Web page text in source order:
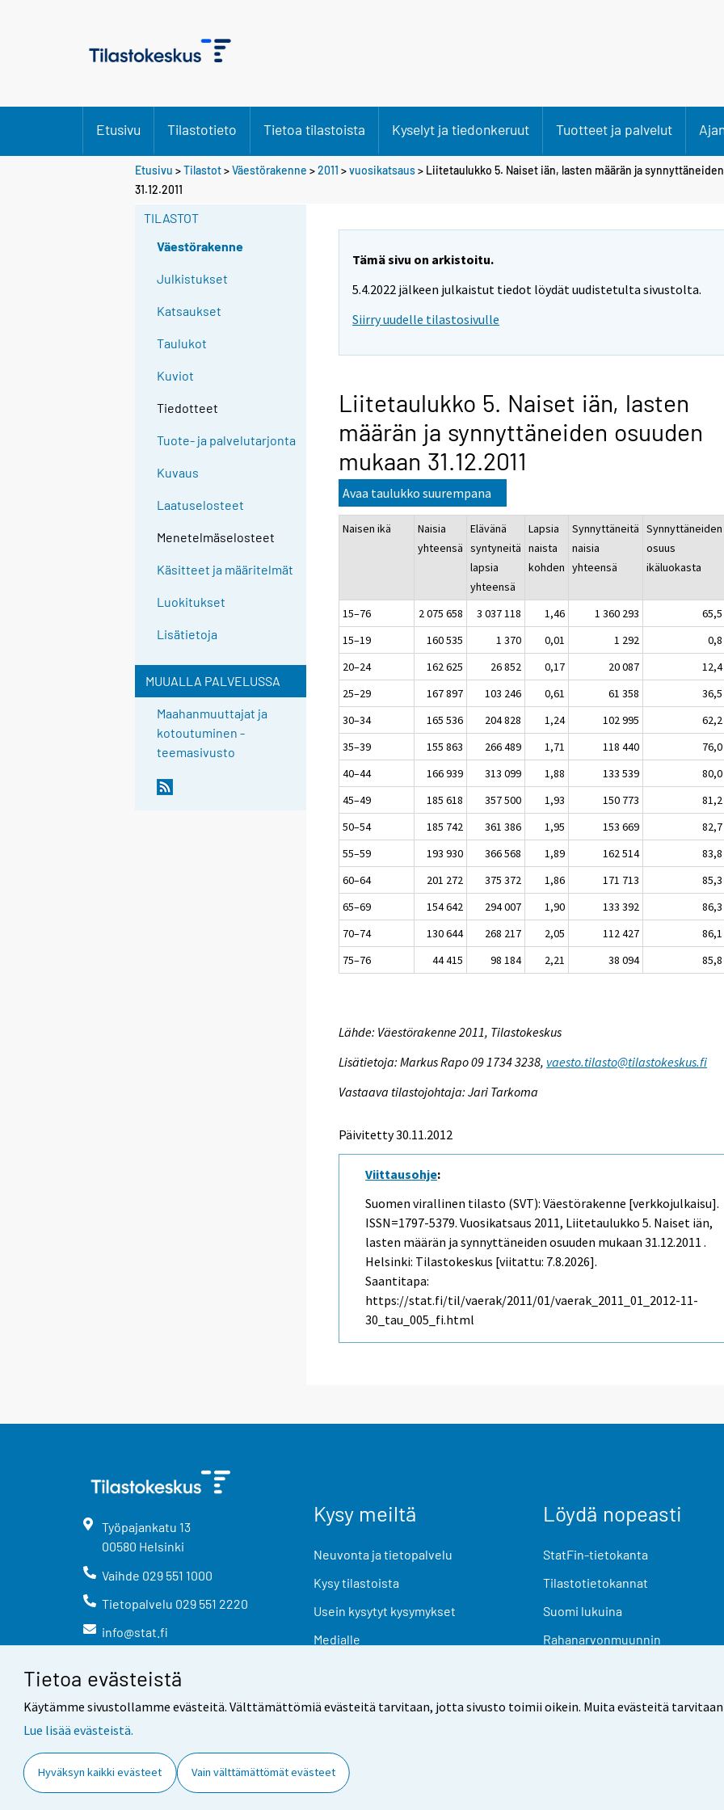
Tietoa evästeistä
Käytämme sivustollamme evästeitä. Välttämättömiä evästeitä tarvitaan, jotta sivusto toimii oikein. Muita evästeitä
Lue lisää evästeistä.
Hyväksyn kaikki evästeet Vain välttämättömät evästeet
Etusivu Tilastotieto Tietoa tilastoista Kyselyt ja tiedonkeruut Tuotteet ja palvelut
Etusivu >Tilastot>Väestörakenne >2011 >vuosikatsaus> Liitetaulukko 5. Naiset iän, lasten määrän ja
31.12.2011
TILASTOT
Väestörakenne
Julkistukset
Katsaukset
Taulukot
Kuviot
Tiedotteet
Tuote- ja palvelutarjonta
Kuvaus
Laatuselosteet
Menetelmäselosteet
Käsitteet ja määritelmät
Luokitukset
Lisätietoja
MUUALLA PALVELUSSA
Maahanmuuttajat ja
kotoutuminen -
teemasivusto
Tämä sivu on arkistoitu.
5.4.2022 jälkeen julkaistut tiedot löydät uudistetulta sivustolta.
Siirry uudelle tilastosivulle
Liitetaulukko 5. Naiset iän, lasten
määrän ja synnyttäneiden osuuden
mukaan 31.12.2011
Avaa taulukko suurempana
Naisen ikä
Naisia
yhteensä
Elävänä
syntyneitä
lapsia
yhteensä
Lapsia
naista
kohden
Synnyttäneitä
naisia
yhteensä
Synnyttäneiden
osuus
ikäluokasta
15–76 2 075 658 3 037 118 1,46 1 360 293 65,5
15–19
160 535 1 370 0,01 1 292 0,8
20–24
162 625 26 852 0,17 20 087 12,4
25–29
167 897 103 246 0,61 61 358 36,5
30–34
165 536 204 828 1,24 102 995 62,2
35–39
155 863 266 489 1,71 118 440 76,0
40–44
166 939 313 099 1,88 133 539 80,0
45–49
185 618 357 500 1,93 150 773 81,2
50–54
185 742 361 386 1,95 153 669 82,7
55–59
193 930 366 568 1,89 162 514 83,8
60–64
201 272 375 372 1,86 171 713 85,3
65–69
154 642 294 007 1,90 133 392 86,3
70–74
130 644 268 217 2,05 112 427 86,1
75–76
44 415 98 184 2,21 38 094 85,8
Lähde: Väestörakenne 2011, Tilastokeskus
Lisätietoja: Markus Rapo 09 1734 3238, vaesto.tilasto@tilastokeskus.fi
Vastaava tilastojohtaja: Jari Tarkoma
Päivitetty 30.11.2012
Viittausohje:
Suomen virallinen tilasto (SVT): Väestörakenne [verkkojulkaisu].
ISSN=1797-5379.Vuosikatsaus 2011, Liitetaulukko 5. Naiset iän,
lasten määrän ja synnyttäneiden osuuden mukaan 31.12.2011 .
Helsinki: Tilastokeskus [viitattu: 7.8.2026].
Saantitapa:
https://stat.fi/til/vaerak/2011/01/vaerak_2011_01_2012-11-
30_tau_005_fi.html
Työpajankatu 13
00580 Helsinki
Vaihde 029 551 1000
Tietopalvelu 029 551 2220
info@stat.fi
Kysy meiltä
Neuvonta ja tietopalvelu
Kysy tilastoista
Usein kysytyt kysymykset
Medialle
Löydä nopeasti
StatFin-tietokanta
Tilastotietokannat
Suomi lukuina
Rahanarvonmuunnin
Yhteystiedot Palaute